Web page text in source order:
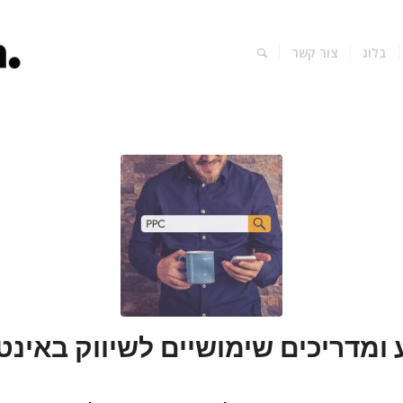
בלוג צור קשר
ומדריכים שימושיים לשיווק